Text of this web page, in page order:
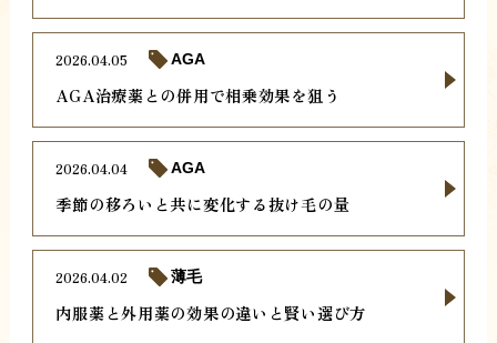
AGA治療薬との併用で相乗効果を狙う
2026.04.05 AGA
季節の移ろいと共に変化する抜け毛の量
2026.04.04 AGA
内服薬と外用薬の効果の違いと賢い選び方
2026.04.02 薄毛